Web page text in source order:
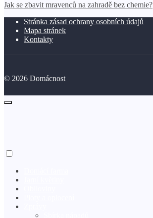
Jak se zbavit mravenců na zahradě bez chemie?
Stránka zásad ochrany osobních údajů
Mapa stránek
Kontakty
© 2026 Domácnost